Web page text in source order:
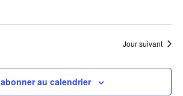
vues
Jour suivant
au calendrier